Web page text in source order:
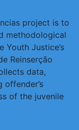
project is to
methodological
Youth Justice’s
Reinserção
data,
of the juvenile